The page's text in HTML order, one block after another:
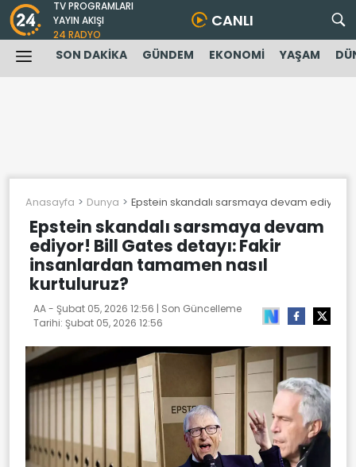
TV PROGRAMLARI
YAYIN AKIŞI
24 RADYO
CANLI
SON DAKİKA GÜNDEM EKONOMİ YAŞAM
Anasayfa Dunya Epstein skandalı sarsmaya devam ediyor!
Epstein skandalı sarsmaya devam
ediyor! Bill Gates detayı: Fakir
insanlardan tamamen nasıl
kurtuluruz?
AA - Şubat 05, 2026 12:56 | Son Güncelleme
Tarihi: Şubat 05, 2026 12:56